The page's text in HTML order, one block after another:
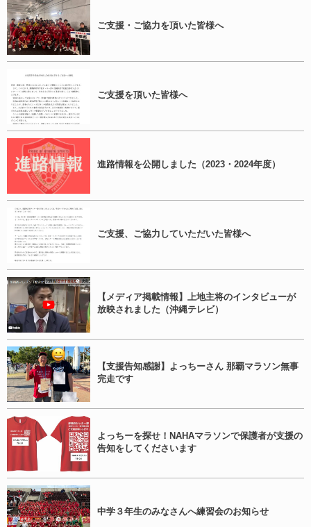
ご支援・ご協力を頂いた皆様へ
ご支援を頂いた皆様へ
進路情報を公開しました（2023・2024年度）
ご支援、ご協力していただいた皆様へ
【メディア掲載情報】上地主将のインタビューが
放映されました（沖縄テレビ）
【支援告知感謝】よっちーさん 那覇マラソン無事
完走です
よっちーを探せ！NAHAマラソンで保護者が支援の
告知をしてくださいます
中学３年生のみなさんへ練習会のお知らせ